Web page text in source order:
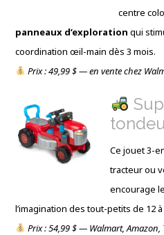
centre
panneaux d’exploration qui
coordination œil-main dès 3 mois.
Prix : 49,99 $ — en vente chez
Ce jouet 3-
tracteur ou
encourage
l’imagination des tout-petits de 12 à
Prix : 54,99 $ — Walmart, Amazon,